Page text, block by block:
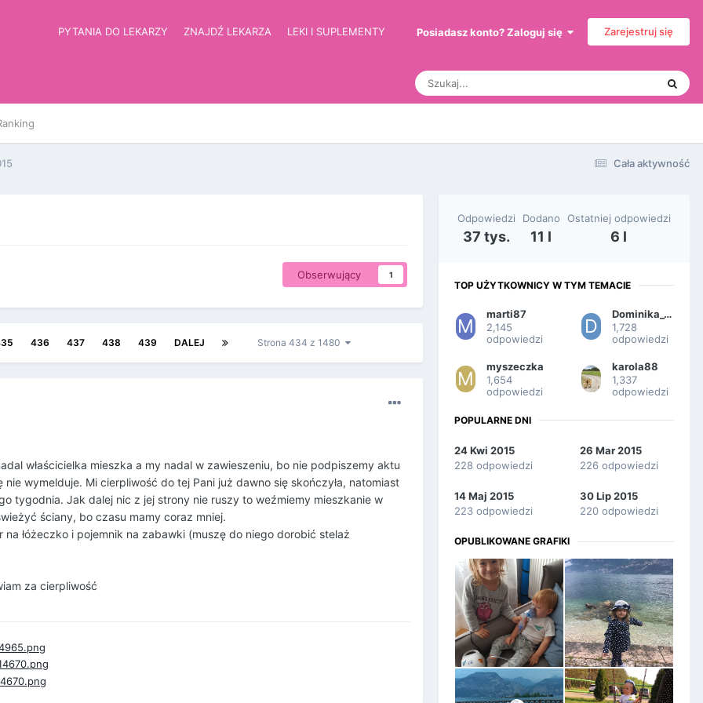
PYTANIA DO LEKARZY ZNAJDŹ LEKARZA LEKI I SUPLEMENTY Posiadasz konto? Zaloguj się Zarejestruj się
Cała aktywność
Obserwujący 1
436 437 438 439 DALEJ Strona 434 z 1480
właścicielka mieszka a my nadal w zawieszeniu, bo nie podpiszemy aktu
wymelduje. Mi cierpliwość do tej Pani już dawno się skończyła, natomiast
tygodnia. Jak dalej nic z jej strony nie ruszy to weźmiemy mieszkanie w
ściany, bo czasu mamy coraz mniej.
na łóżeczko i pojemnik na zabawki (muszę do niego dorobić stelaż
za cierpliwość
Odpowiedzi
37 tys.
Dodano
11 l
Ostatniej odpowiedzi
6 l
TOP UŻYTKOWNICY W TYM TEMACIE
marti87
2,145
odpowiedzi
Dominika_1989
1,728
odpowiedzi
myszeczka
1,654
odpowiedzi
karola88
1,337
odpowiedzi
POPULARNE DNI
24 Kwi 2015
228 odpowiedzi
26 Mar 2015
226 odpowiedzi
14 Maj 2015
223 odpowiedzi
30 Lip 2015
220 odpowiedzi
OPUBLIKOWANE GRAFIKI